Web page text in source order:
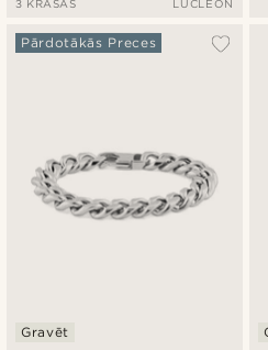
3 KRĀSAS LUCLEON
Pārdotākās Preces
Gravēt